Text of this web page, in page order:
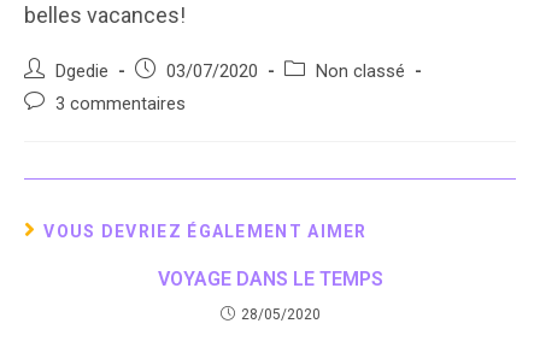
belles vacances!
Auteur/autrice
de
Dgedie
Post
published:
03/07/2020
PostNon classé
Post3 commentaires
VOUS DEVRIEZ ÉGALEMENT AIMER
VOYAGE DANS LE TEMPS
28/05/2020